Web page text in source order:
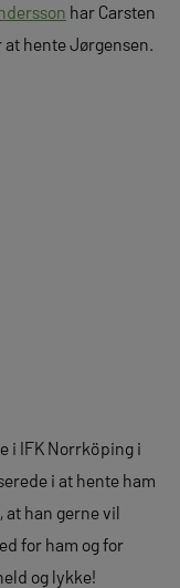
har Carsten
hente Jørgensen.
i IFK Norrköping i
i at hente ham
han gerne vil
for ham og for
og lykke!